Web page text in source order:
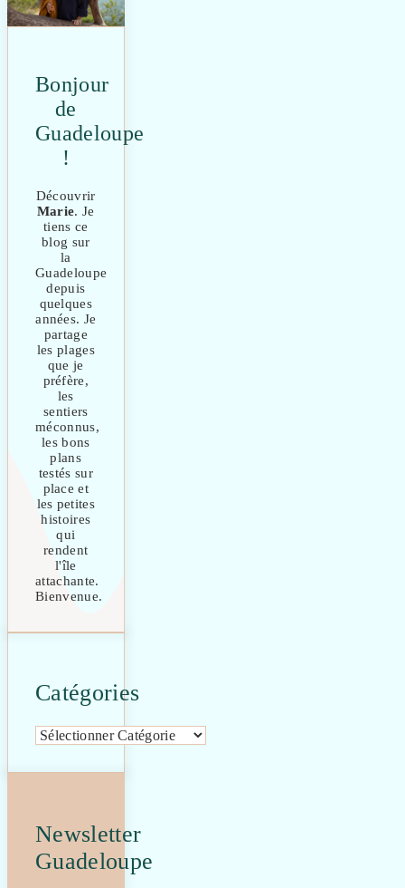
Bonjour
de
Guadeloupe
!
Découvrir
Marie. Je
tiens ce
blog sur
la
Guadeloupe
depuis
quelques
années. Je
partage
les plages
que je
préfère,
les
sentiers
méconnus,
les bons
plans
testés sur
place et
les petites
histoires
qui
rendent
l'île
attachante.
Bienvenue.
Catégories
Catégories
Newsletter
Guadeloupe